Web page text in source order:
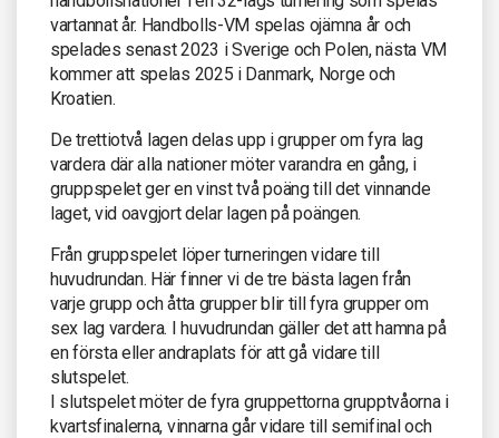
vartannat år. Handbolls-VM spelas ojämna år och
spelades senast 2023 i Sverige och Polen, nästa VM
kommer att spelas 2025 i Danmark, Norge och
Kroatien.
De trettiotvå lagen delas upp i grupper om fyra lag
vardera där alla nationer möter varandra en gång, i
gruppspelet ger en vinst två poäng till det vinnande
laget, vid oavgjort delar lagen på poängen.
Från gruppspelet löper turneringen vidare till
huvudrundan. Här finner vi de tre bästa lagen från
varje grupp och åtta grupper blir till fyra grupper om
sex lag vardera. I huvudrundan gäller det att hamna på
en första eller andraplats för att gå vidare till
slutspelet.
I slutspelet möter de fyra gruppettorna grupptvåorna i
kvartsfinalerna, vinnarna går vidare till semifinal och